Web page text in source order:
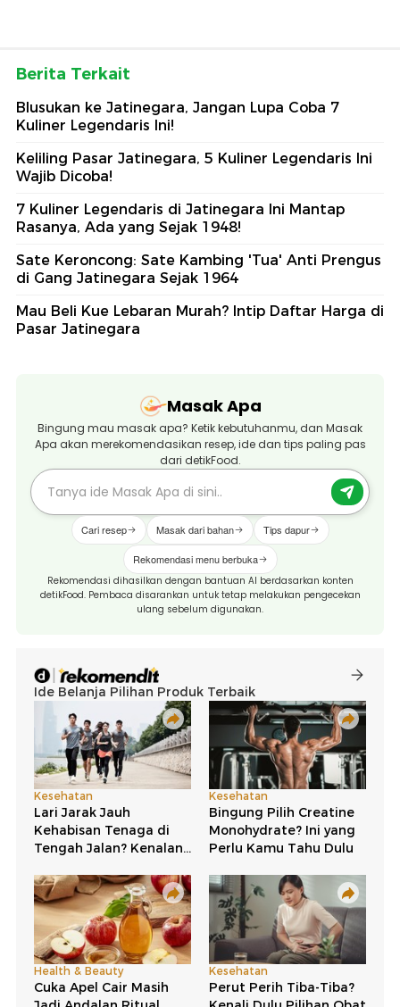
Berita Terkait
Blusukan ke Jatinegara, Jangan Lupa Coba 7
Kuliner Legendaris Ini!
Keliling Pasar Jatinegara, 5 Kuliner Legendaris Ini
Wajib Dicoba!
7 Kuliner Legendaris di Jatinegara Ini Mantap
Rasanya, Ada yang Sejak 1948!
Sate Keroncong: Sate Kambing 'Tua' Anti Prengus
di Gang Jatinegara Sejak 1964
Mau Beli Kue Lebaran Murah? Intip Daftar Harga di
Pasar Jatinegara
Masak Apa
Bingung mau masak apa? Ketik kebutuhanmu, dan Masak
Apa akan merekomendasikan resep, ide dan tips paling pas
dari detikFood.
Cari resep Masak dari bahan Tips dapur
Rekomendasi menu berbuka
Rekomendasi dihasilkan dengan bantuan AI berdasarkan konten
detikFood. Pembaca disarankan untuk tetap melakukan pengecekan
ulang sebelum digunakan.